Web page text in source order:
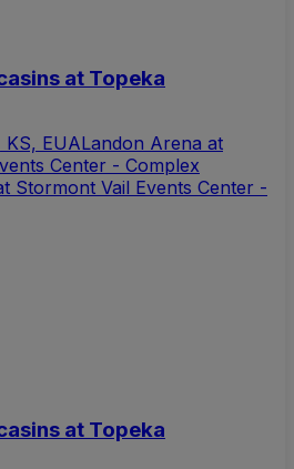
at Topeka
KS, EUALandon Arena at
Center - Complex
Stormont Vail Events Center -
at Topeka